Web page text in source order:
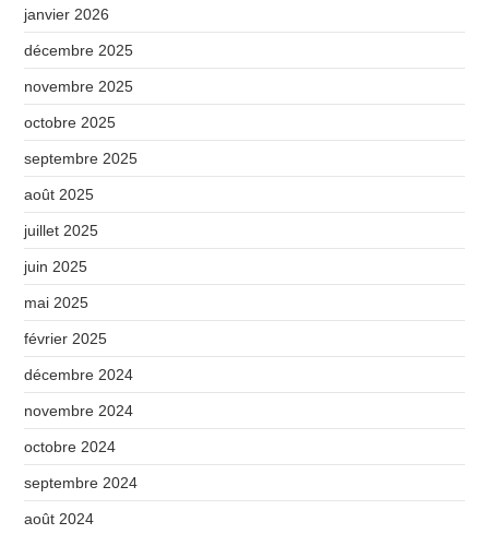
janvier 2026
décembre 2025
novembre 2025
octobre 2025
septembre 2025
août 2025
juillet 2025
juin 2025
mai 2025
février 2025
décembre 2024
novembre 2024
octobre 2024
septembre 2024
août 2024